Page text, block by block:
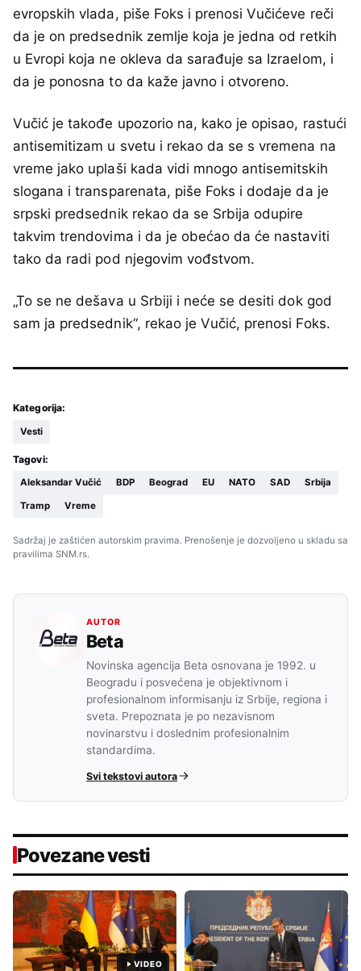
evropskih vlada, piše Foks i prenosi Vučićeve reči
da je on predsednik zemlje koja je jedna od retkih
u Evropi koja ne okleva da sarađuje sa Izraelom, i
da je ponosna to da kaže javno i otvoreno.
Vučić je takođe upozorio na, kako je opisao, rastući
antisemitizam u svetu i rekao da se s vremena na
vreme jako uplaši kada vidi mnogo antisemitskih
slogana i transparenata, piše Foks i dodaje da je
srpski predsednik rekao da se Srbija odupire
takvim trendovima i da je obećao da će nastaviti
tako da radi pod njegovim vođstvom.
„To se ne dešava u Srbiji i neće se desiti dok god
sam ja predsednik“, rekao je Vučić, prenosi Foks.
Kategorija:
Vesti
Tagovi:
Aleksandar Vučić BDP Beograd EU NATO SAD Srbija
Tramp Vreme
Sadržaj je zaštićen autorskim pravima. Prenošenje je dozvoljeno u skladu sa
pravilima SNM.rs.
AUTOR
Beta
Novinska agencija Beta osnovana je 1992. u
Beogradu i posvećena je objektivnom i
profesionalnom informisanju iz Srbije, regiona i
sveta. Prepoznata je po nezavisnom
novinarstvu i doslednim profesionalnim
standardima.
Svi tekstovi autora
Povezane vesti
VIDEO